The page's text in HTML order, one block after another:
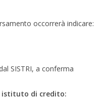
occorrerà indicare:
SISTRI, a conferma
istituto di credito: